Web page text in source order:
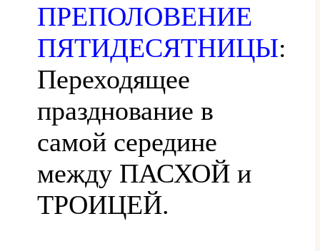
ПРЕПОЛОВЕНИЕ
ПЯТИДЕСЯТНИЦЫ:
Переходящее
празднование в
самой середине
между ПАСХОЙ и
ТРОИЦЕЙ.